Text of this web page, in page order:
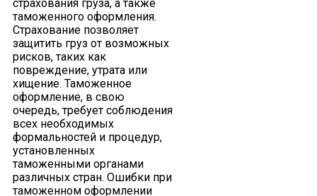
страхования груза, а также
таможенного оформления.
Страхование позволяет
защитить груз от возможных
рисков, таких как
повреждение, утрата или
хищение. Таможенное
оформление, в свою
очередь, требует соблюдения
всех необходимых
формальностей и процедур,
установленных
таможенными органами
различных стран. Ошибки при
таможенном оформлении